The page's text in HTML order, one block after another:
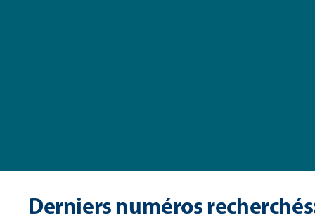
Derniers numéros